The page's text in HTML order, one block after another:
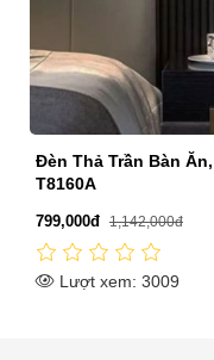
Trà VA- Đèn
560,000đ